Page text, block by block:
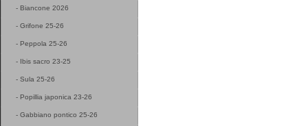
- Biancone 2026
- Grifone 25-26
- Peppola 25-26
- Ibis sacro 23-25
- Sula 25-26
- Popillia japonica 23-26
- Gabbiano pontico 25-26